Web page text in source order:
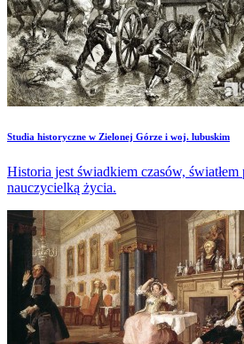
Studia historyczne w Zielonej Górze i woj. lubuskim
Historia jest świadkiem czasów,
nauczycielką życia.